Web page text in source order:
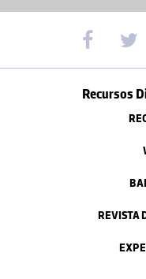
Recursos
REVISTA